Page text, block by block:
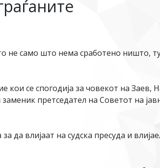
не само што нема сработено ништо,
се спогодија за човекот на Заев,
претседател на Советот на
влијаат на судска пресуда и